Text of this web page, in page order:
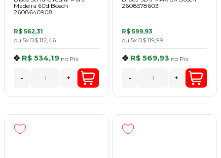
Madeira 60d Bosch
2608640908
R$ 562,31
ou 5x R$ 112,46
R$ 534,19 no Pix
- +
2608578603
R$ 599,93
ou 5x R$ 119,99
R$ 569,93 no Pix
- +